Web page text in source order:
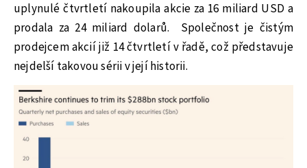
uplynulé čtvrtletí nakoupila akcie za 16 miliard USD a
prodala za 24 miliard dolarů.
Společnost je čistým
prodejcem akcií již 14 čtvrtletí v řadě, což představuje
nejdelší takovou sérii v její historii.